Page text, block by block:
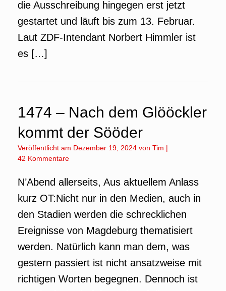
die Ausschreibung hingegen erst jetzt
gestartet und läuft bis zum 13. Februar.
Laut ZDF-Intendant Norbert Himmler ist
es […]
1474 – Nach dem Glööckler
kommt der Sööder
Veröffentlicht am Dezember 19, 2024 von Tim |
42 Kommentare
N’Abend allerseits, Aus aktuellem Anlass
kurz OT:Nicht nur in den Medien, auch in
den Stadien werden die schrecklichen
Ereignisse von Magdeburg thematisiert
werden. Natürlich kann man dem, was
gestern passiert ist nicht ansatzweise mit
richtigen Worten begegnen. Dennoch ist